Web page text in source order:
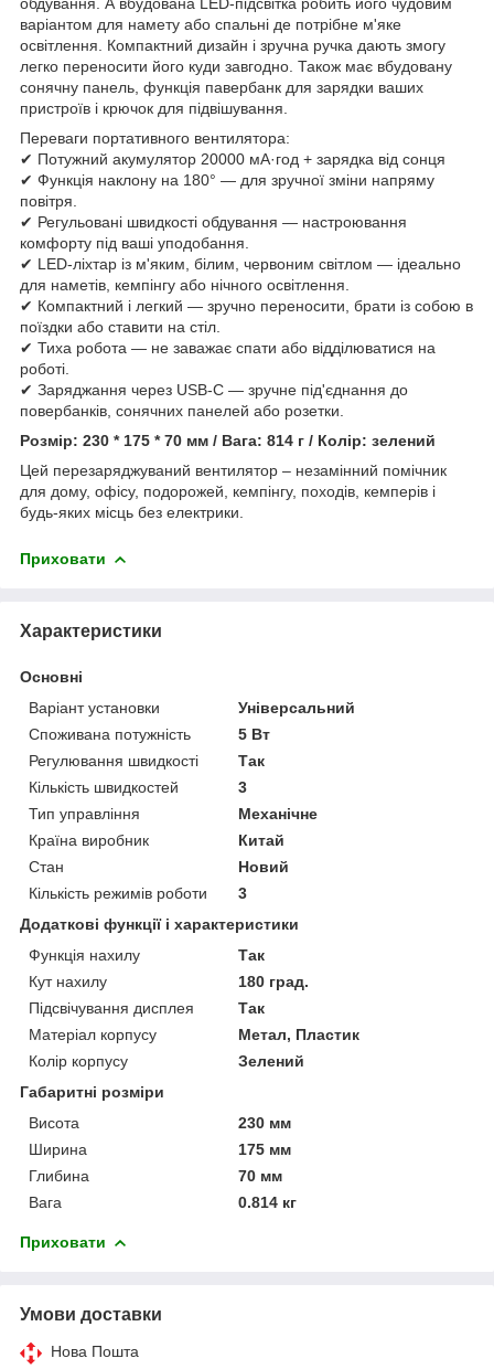
варіантом для намету або спальні де потрібне м'яке
освітлення. Компактний дизайн і зручна ручка дають змогу
легко переносити його куди завгодно. Також має вбудовану
сонячну панель, функція павербанк для зарядки ваших
пристроїв і крючок для підвішування.
Переваги портативного вентилятора:
✔ Потужний акумулятор 20000 мА·год + зарядка від сонця
✔ Функція наклону на 180° — для зручної зміни напряму
повітря.
✔ Регульовані швидкості обдування — настроювання
комфорту під ваші уподобання.
✔ LED-ліхтар із м'яким, білим, червоним світлом — ідеально
для наметів, кемпінгу або нічного освітлення.
✔ Компактний і легкий — зручно переносити, брати із собою в
поїздки або ставити на стіл.
✔ Тиха робота — не заважає спати або відділюватися на
роботі.
✔ Заряджання через USB-C — зручне під'єднання до
повербанків, сонячних панелей або розетки.
Розмір: 230 * 175 * 70 мм / Вага: 814 г / Колір: зелений
Цей перезаряджуваний вентилятор – незамінний помічник
для дому, офісу, подорожей, кемпінгу, походів, кемперів і
будь-яких місць без електрики.
Приховати
Характеристики
Основні
Варіант установки
Універсальний
Споживана потужність
5 Вт
Регулювання швидкості
Так
Кількість швидкостей
3
Тип управління
Механічне
Країна виробник
Китай
Стан
Новий
Кількість режимів роботи
3
Додаткові функції і характеристики
Функція нахилу
Так
Кут нахилу
180 град.
Підсвічування дисплея
Так
Матеріал корпусу
Метал, Пластик
Колір корпусу
Зелений
Габаритні розміри
Висота
230 мм
Ширина
175 мм
Глибина
70 мм
Вага
0.814 кг
Приховати
Умови доставки
Нова Пошта